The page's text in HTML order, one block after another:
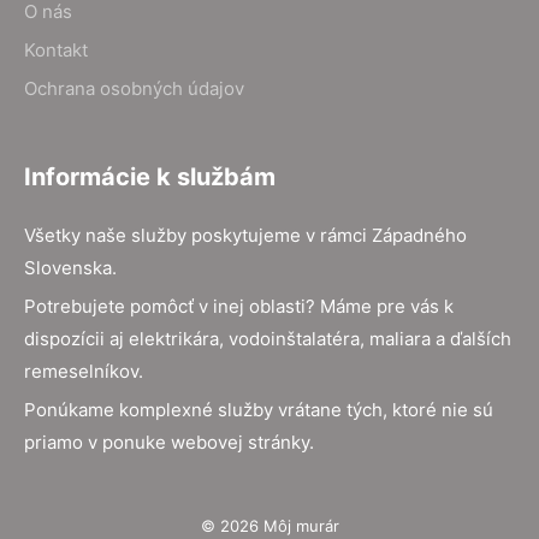
O nás
Kontakt
Ochrana osobných údajov
Informácie k službám
Všetky naše služby poskytujeme v rámci Západného
Slovenska.
Potrebujete pomôcť v inej oblasti? Máme pre vás k
dispozícii aj elektrikára, vodoinštalatéra, maliara a ďalších
remeselníkov.
Ponúkame komplexné služby vrátane tých, ktoré nie sú
priamo v ponuke webovej stránky.
© 2026 Môj murár